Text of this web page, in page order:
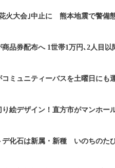
火大会｣中止に 熊本地震で警備
品券配布へ 1世帯1万円､2人目以
コミュニティーバスを土曜日に
り絵デザイン！直方市がマンホー
デ化石は新属・新種 いのちのた